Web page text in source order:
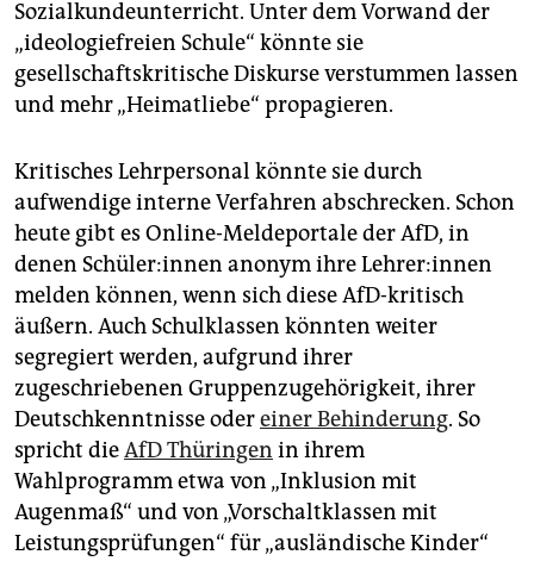
Sozialkundeunterricht. Unter dem Vorwand der
„ideologiefreien Schule“ könnte sie
gesellschaftskritische Diskurse verstummen lassen
und mehr „Heimatliebe“ propagieren.
Kritisches Lehrpersonal könnte sie durch
aufwendige interne Verfahren abschrecken. Schon
heute gibt es Online-Meldeportale der AfD, in
denen Schü­le­r:in­nen anonym ihre Leh­re­r:in­nen
melden können, wenn sich diese AfD-kritisch
äußern. Auch Schulklassen könnten weiter
segregiert werden, aufgrund ihrer
zugeschriebenen Gruppenzugehörigkeit, ihrer
Deutschkenntnisse odereiner Behinderung. So
spricht dieAfD Thüringen in ihrem
Wahlprogramm etwa von „Inklusion mit
Augenmaß“ und von „Vorschaltklassen mit
Leistungsprüfungen“ für „ausländische Kinder“